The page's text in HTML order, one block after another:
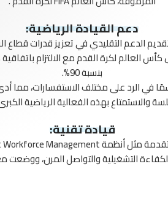
دعم القيادة الرياضية:
الدعم التقليدي في تعزيز قدرات قطاع
بنسبة 90%.
في الرد على مختلف الاستفسارات، مما
والاستمتاع بهذه الفعالية الرياضية
قيادة تقنية:‏
التشغيلية والتواصل المرن، ووضعت